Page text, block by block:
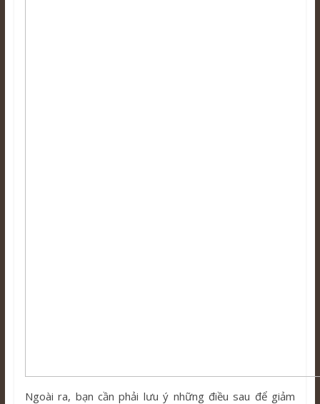
Ngoài ra, bạn cần phải lưu ý những điều sau để giảm